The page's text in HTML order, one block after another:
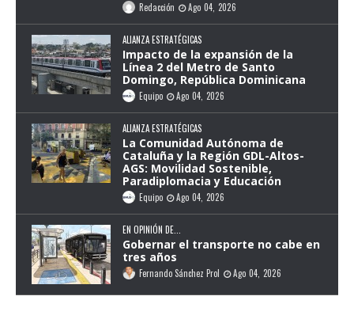
Redacción Ago 04, 2026
ALIANZA ESTRATÉGICAS
Impacto de la expansión de la
Línea 2 del Metro de Santo
Domingo, República Dominicana
Equipo Ago 04, 2026
ALIANZA ESTRATÉGICAS
La Comunidad Autónoma de
Cataluña y la Región GDL-Altos-
AGS: Movilidad Sostenible,
Paradiplomacia y Educación
Equipo Ago 04, 2026
EN OPINIÓN DE...
Gobernar el transporte no cabe en
tres años
Fernando Sánchez Prol Ago 04, 2026